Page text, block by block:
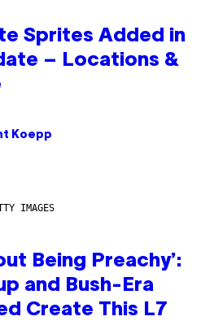
Sprites Added in
– Locations &
Koepp
IMAGES
Being Preachy’:
and Bush-Era
Create This L7